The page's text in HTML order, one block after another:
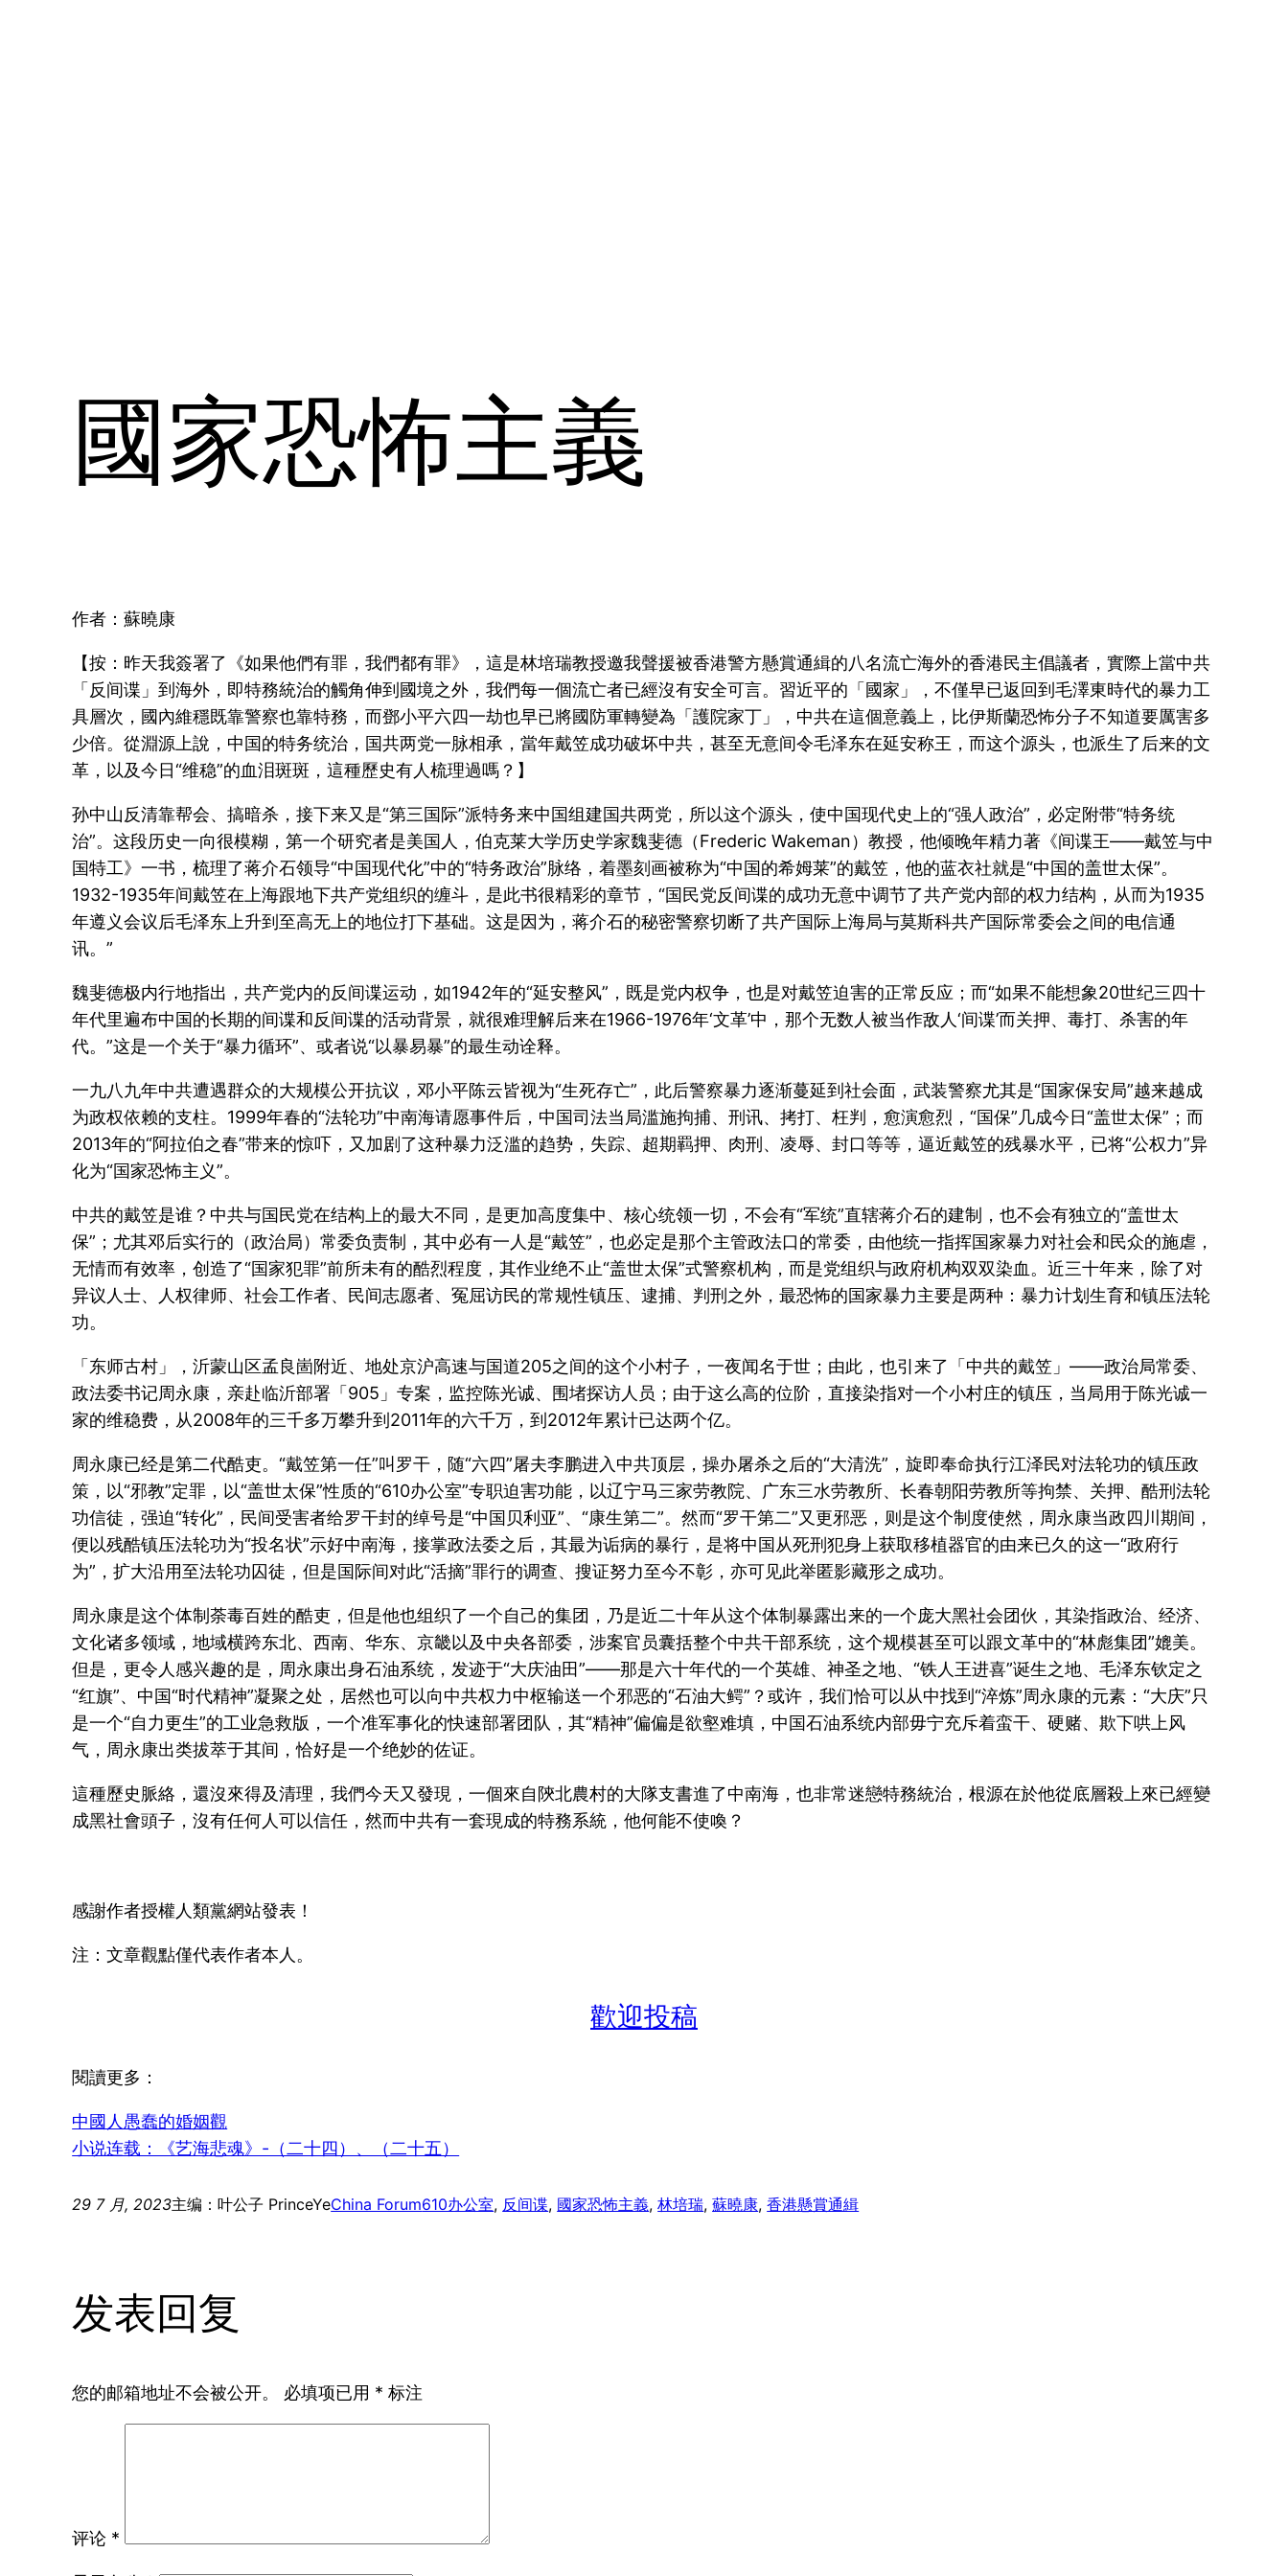
國家恐怖主義
作者：蘇曉康
【按：昨天我簽署了《如果他們有罪，我們都有罪》，這是林培瑞教授邀我聲援被香港警方懸賞通緝的八名流亡海外的香港民主倡議者，實際上當中共
「反间谍」到海外，即特務統治的觸角伸到國境之外，我們每一個流亡者已經沒有安全可言。習近平的「國家」，不僅早已返回到毛澤東時代的暴力工
具層次，國內維穩既靠警察也靠特務，而鄧小平六四一劫也早已將國防軍轉變為「護院家丁」，中共在這個意義上，比伊斯蘭恐怖分子不知道要厲害多
少倍。從淵源上說，中国的特务统治，国共两党一脉相承，當年戴笠成功破坏中共，甚至无意间令毛泽东在延安称王，而这个源头，也派生了后来的文
革，以及今日“维稳”的血泪斑斑，這種歷史有人梳理過嗎？】
孙中山反清靠帮会、搞暗杀，接下来又是“第三国际”派特务来中国组建国共两党，所以这个源头，使中国现代史上的“强人政治”，必定附带“特务统
治”。这段历史一向很模糊，第一个研究者是美国人，伯克莱大学历史学家魏斐德（Frederic Wakeman）教授，他倾晚年精力著《间谍王——戴笠与中
国特工》一书，梳理了蒋介石领导“中国现代化”中的“特务政治”脉络，着墨刻画被称为“中国的希姆莱”的戴笠，他的蓝衣社就是“中国的盖世太保”。
1932-1935年间戴笠在上海跟地下共产党组织的缠斗，是此书很精彩的章节，“国民党反间谍的成功无意中调节了共产党内部的权力结构，从而为1935
年遵义会议后毛泽东上升到至高无上的地位打下基础。这是因为，蒋介石的秘密警察切断了共产国际上海局与莫斯科共产国际常委会之间的电信通
讯。”
魏斐德极内行地指出，共产党内的反间谍运动，如1942年的“延安整风”，既是党内权争，也是对戴笠迫害的正常反应；而“如果不能想象20世纪三四十
年代里遍布中国的长期的间谍和反间谍的活动背景，就很难理解后来在1966-1976年‘文革’中，那个无数人被当作敌人‘间谍’而关押、毒打、杀害的年
代。”这是一个关于“暴力循环”、或者说“以暴易暴”的最生动诠释。
一九八九年中共遭遇群众的大规模公开抗议，邓小平陈云皆视为“生死存亡”，此后警察暴力逐渐蔓延到社会面，武装警察尤其是“国家保安局”越来越成
为政权依赖的支柱。1999年春的“法轮功”中南海请愿事件后，中国司法当局滥施拘捕、刑讯、拷打、枉判，愈演愈烈，“国保”几成今日“盖世太保”；而
2013年的“阿拉伯之春”带来的惊吓，又加剧了这种暴力泛滥的趋势，失踪、超期羁押、肉刑、凌辱、封口等等，逼近戴笠的残暴水平，已将“公权力”异
化为“国家恐怖主义”。
中共的戴笠是谁？中共与国民党在结构上的最大不同，是更加高度集中、核心统领一切，不会有“军统”直辖蒋介石的建制，也不会有独立的“盖世太
保”；尤其邓后实行的（政治局）常委负责制，其中必有一人是“戴笠”，也必定是那个主管政法口的常委，由他统一指挥国家暴力对社会和民众的施虐，
无情而有效率，创造了“国家犯罪”前所未有的酷烈程度，其作业绝不止“盖世太保”式警察机构，而是党组织与政府机构双双染血。近三十年来，除了对
异议人士、人权律师、社会工作者、民间志愿者、冤屈访民的常规性镇压、逮捕、判刑之外，最恐怖的国家暴力主要是两种：暴力计划生育和镇压法轮
功。
「东师古村」，沂蒙山区孟良崮附近、地处京沪高速与国道205之间的这个小村子，一夜闻名于世；由此，也引来了「中共的戴笠」——政治局常委、
政法委书记周永康，亲赴临沂部署「905」专案，监控陈光诚、围堵探访人员；由于这么高的位阶，直接染指对一个小村庄的镇压，当局用于陈光诚一
家的维稳费，从2008年的三千多万攀升到2011年的六千万，到2012年累计已达两个亿。
周永康已经是第二代酷吏。“戴笠第一任”叫罗干，随“六四”屠夫李鹏进入中共顶层，操办屠杀之后的“大清洗”，旋即奉命执行江泽民对法轮功的镇压政
策，以“邪教”定罪，以“盖世太保”性质的“610办公室”专职迫害功能，以辽宁马三家劳教院、广东三水劳教所、长春朝阳劳教所等拘禁、关押、酷刑法轮
功信徒，强迫“转化”，民间受害者给罗干封的绰号是“中国贝利亚”、“康生第二”。然而“罗干第二”又更邪恶，则是这个制度使然，周永康当政四川期间，
便以残酷镇压法轮功为“投名状”示好中南海，接掌政法委之后，其最为诟病的暴行，是将中国从死刑犯身上获取移植器官的由来已久的这一“政府行
为”，扩大沿用至法轮功囚徒，但是国际间对此“活摘”罪行的调查、搜证努力至今不彰，亦可见此举匿影藏形之成功。
周永康是这个体制荼毒百姓的酷吏，但是他也组织了一个自己的集团，乃是近二十年从这个体制暴露出来的一个庞大黑社会团伙，其染指政治、经济、
文化诸多领域，地域横跨东北、西南、华东、京畿以及中央各部委，涉案官员囊括整个中共干部系统，这个规模甚至可以跟文革中的“林彪集团”媲美。
但是，更令人感兴趣的是，周永康出身石油系统，发迹于“大庆油田”——那是六十年代的一个英雄、神圣之地、“铁人王进喜”诞生之地、毛泽东钦定之
“红旗”、中国“时代精神”凝聚之处，居然也可以向中共权力中枢输送一个邪恶的“石油大鳄”？或许，我们恰可以从中找到“淬炼”周永康的元素：“大庆”只
是一个“自力更生”的工业急救版，一个准军事化的快速部署团队，其“精神”偏偏是欲壑难填，中国石油系统内部毋宁充斥着蛮干、硬赌、欺下哄上风
气，周永康出类拔萃于其间，恰好是一个绝妙的佐证。
這種歷史脈絡，還沒來得及清理，我們今天又發現，一個來自陝北農村的大隊支書進了中南海，也非常迷戀特務統治，根源在於他從底層殺上來已經變
成黑社會頭子，沒有任何人可以信任，然而中共有一套現成的特務系統，他何能不使喚？
感謝作者授權人類黨網站發表！
注：文章觀點僅代表作者本人。
歡迎投稿
閱讀更多：
中國人愚蠢的婚姻觀
小说连载：《艺海悲魂》-（二十四）、（二十五）
29 7 月, 2023主编：叶公子 PrinceYeChina Forum610办公室, 反间谍, 國家恐怖主義, 林培瑞, 蘇曉康, 香港懸賞通緝
发表回复
您的邮箱地址不会被公开。 必填项已用 * 标注
评论 *